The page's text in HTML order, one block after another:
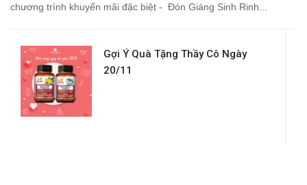
chương trình khuyến mãi đặc biệt - Đón Giáng Sinh Rinh...
Gợi Ý Quà Tặng Thầy Cô Ngày
20/11